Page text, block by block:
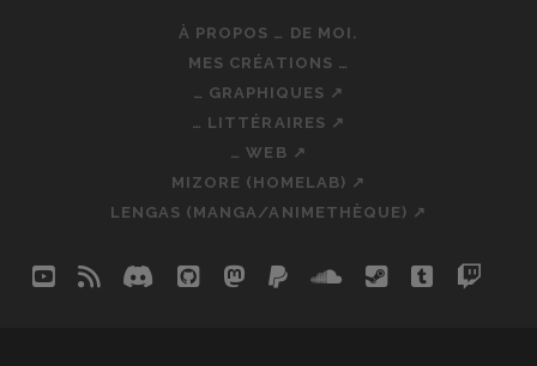
À PROPOS … DE MOI.
MES CRÉATIONS …
… GRAPHIQUES ↗
… LITTÉRAIRES ↗
… WEB ↗
MIZORE (HOMELAB) ↗
LENGAS (MANGA/ANIMETHÈQUE) ↗
youtube
rss discord
githubmastodon
paypalsoundcloud
steamtumblr